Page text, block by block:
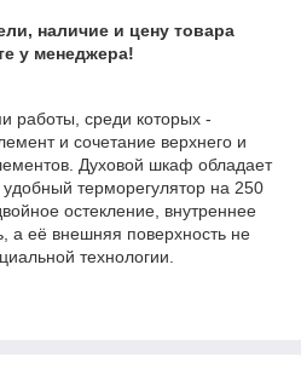
наличие и цену товара
у менеджера!
работы, среди которых -
и сочетание верхнего и
Духовой шкаф обладает
терморегулятор на 250
остекление, внутреннее
а её внешняя поверхность не
технологии.